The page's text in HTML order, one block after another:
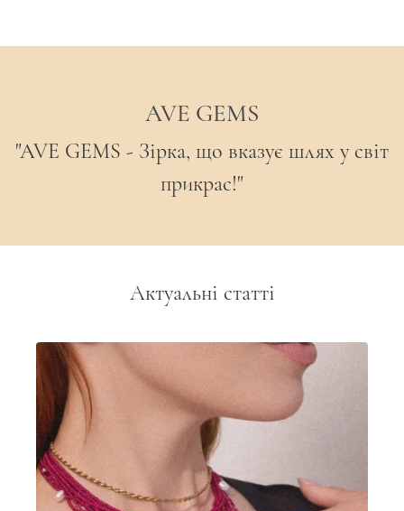
Авторський модерн / Ексклюзивний акцент
AVE GEMS
"AVE GEMS - Зірка, що вказує шлях у світ
прикрас!"
Актуальні статті